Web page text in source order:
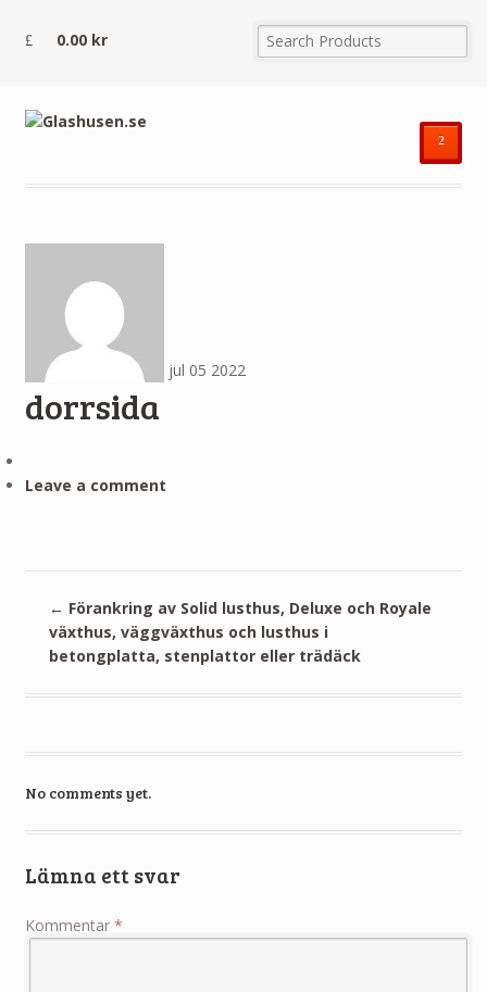
0.00 kr
²
jul 05 2022
dorrsida
Leave a comment
← Förankring av Solid lusthus, Deluxe och Royale
växthus, väggväxthus och lusthus i
betongplatta, stenplattor eller trädäck
No comments yet.
Lämna ett svar
Kommentar *